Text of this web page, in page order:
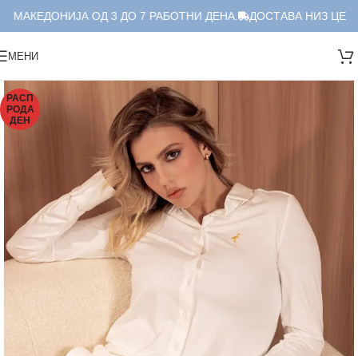
МАКЕДОНИЈА ОД 3 ДО 7 РАБОТНИ ДЕНА. ДОСТАВА НИЗ ЦЕЛА
МЕНИ
РАСП
РОДА
ДЕН